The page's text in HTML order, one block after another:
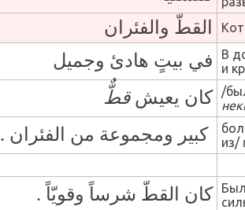
القطّ والفئران
في بيتٍ هادئ وجميل
В
и
كان يعيشقطٌّ
/
كبير ومجموعة من الفئران .
из/
كان القطّ شرساً وقويّاً .